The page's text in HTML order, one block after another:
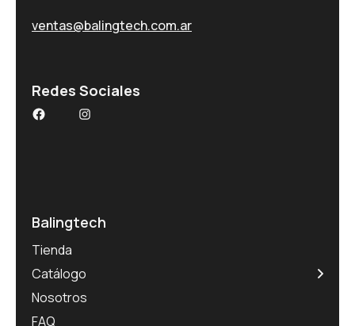
ventas@balingtech.com.ar
Redes Sociales
FacebookInstagram
Balingtech
Tienda
Catálogo
Nosotros
FAQ